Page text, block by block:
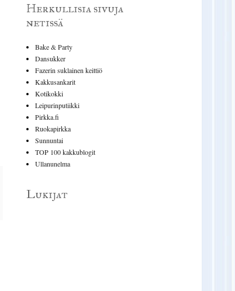
Herkullisia sivuja
netissä
Bake & Party
Dansukker
Fazerin suklainen keittiö
Kakkusankarit
Kotikokki
Leipurinputiikki
Pirkka.fi
Ruokapirkka
Sunnuntai
TOP 100 kakkublogit
Ullanunelma
Lukijat